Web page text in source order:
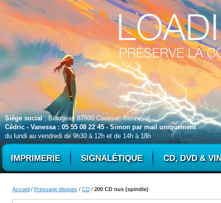
Siège social: Biaugeas 87500 Coussac-Bonneval
Cédric - Vanessa : 05 55 08 22 45 - Simon par mail uniquement
du lundi au vendredi de 9h30 à 12h et de 14h à 18h
IMPRIMERIE SIGNALÉTIQUE CD, DVD &
Accueil / Pressage disques / CD / 200 CD nus (spindle)